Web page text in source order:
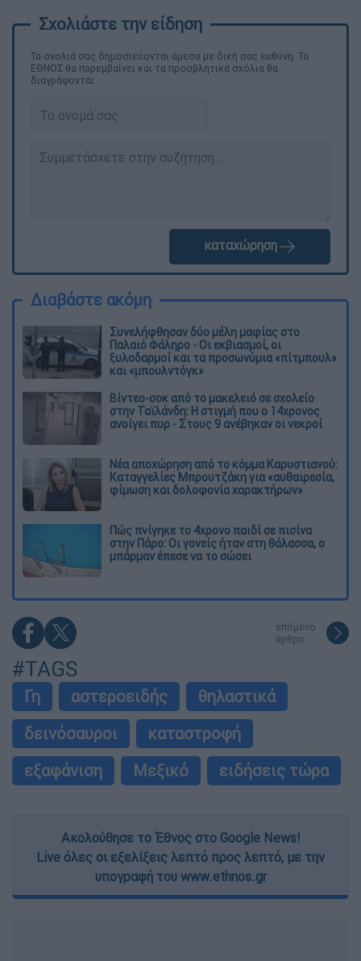
Τα σχολιά σας δημοσιεύονται άμεσα με δική σας ευθύνη. Το
ΕΘΝΟΣ θα παρεμβαίνει και τα προσβλητικά σχόλια θα
διαγράφονται
καταχώρηση
Διαβάστε ακόμη
Συνελήφθησαν δύο μέλη μαφίας στο
Παλαιό Φάληρο - Οι εκβιασμοί, οι
ξυλοδαρμοί και τα προσωνύμια «πίτμπουλ»
και «μπουλντόγκ»
Βίντεο-σοκ από το μακελειό σε σχολείο
στην Ταϊλάνδη: Η στιγμή που ο 14χρονος
ανοίγει πυρ - Στους 9 ανέβηκαν οι νεκροί
Νέα αποχώρηση από το κόμμα Καρυστιανού:
Καταγγελίες Μπρουτζάκη για «αυθαιρεσία,
φίμωση και δολοφονία χαρακτήρων»
Πώς πνίγηκε το 4χρονο παιδί σε πισίνα
στην Πάρο: Οι γονείς ήταν στη θάλασσα, ο
μπάρμαν έπεσε να το σώσει
επόμενο
άρθρο
#TAGS
Γη αστεροειδής
θηλαστικά
δεινόσαυροι
καταστροφή
εξαφάνιση
Μεξικό ειδήσεις τώρα
Ακολούθησε το Έθνος στο Google News!
Live όλες οι εξελίξεις λεπτό προς λεπτό, με την
υπογραφή του www.ethnos.gr